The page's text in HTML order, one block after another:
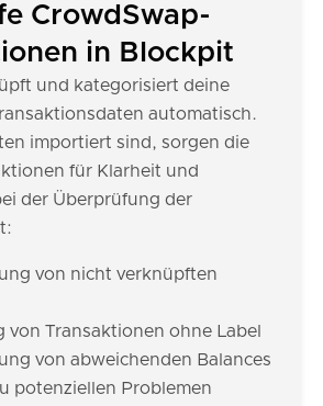
CrowdSwap-
in Blockpit
und kategorisiert deine
automatisch.
importiert sind, sorgen die
für Klarheit und
der Überprüfung der
von nicht verknüpften
von Transaktionen ohne Label
von abweichenden Balances
potenziellen Problemen